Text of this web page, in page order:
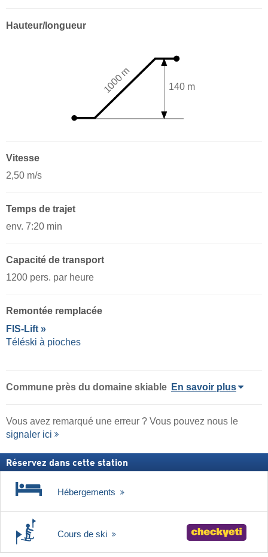
Hauteur/longueur
140 m
1000 m
Vitesse
2,50 m/s
Temps de trajet
env. 7:20 min
Capacité de transport
1200 pers. par heure
Remontée remplacée
FIS-Lift »
Téléski à pioches
Commune près du domaine skiable En savoir plus
Vous avez remarqué une erreur ? Vous pouvez nous le
signaler ici
Réservez dans cette station
Hébergements
Cours de ski